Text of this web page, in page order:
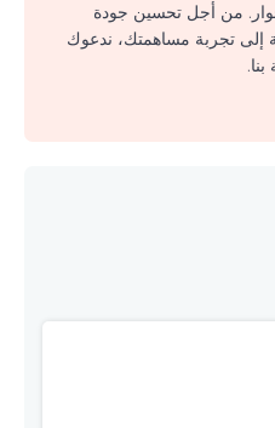
من أجل تحسين جودة
إلى تجربة مساهمتك، ندعوك